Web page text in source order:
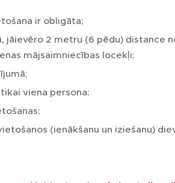
ir obligāta;
jāievēro 2 metru (6 pēdu) distance
mājsaimniecības locekļi;
viena persona;
(ienākšanu un iziešanu)